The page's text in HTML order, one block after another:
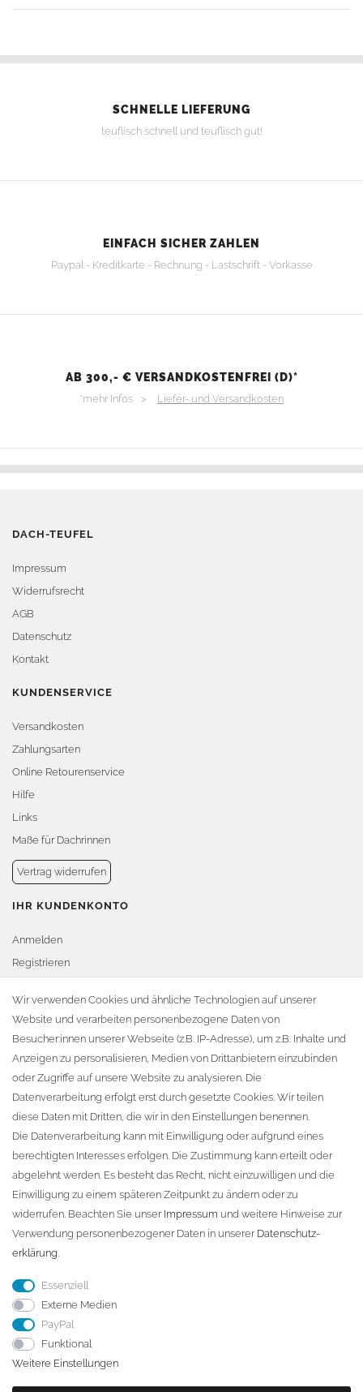
SCHNELLE LIEFERUNG
teuflisch schnell und teuflisch gut!
EINFACH SICHER ZAHLEN
Paypal - Kreditkarte - Rechnung - Lastschrift - Vorkasse
AB 300,- € VERSANDKOSTENFREI (D)*
*mehr Infos > Liefer- und Versandkosten
DACH-TEUFEL
Impressum
Widerrufsrecht
AGB
Datenschutz
Kontakt
KUNDENSERVICE
Versandkosten
Zahlungsarten
Online Retourenservice
Hilfe
Links
Maße für Dachrinnen
Vertrag widerrufen
IHR KUNDENKONTO
Anmelden
Registrieren
Warenkorb
Zur Kasse
KONTAKT
Fa. Steffen Jost
Söbrigener Weg 50
D-01796 Pirna
Telefon:+49 (0)3501 507295
info@dach-teufel.de
Wir verwenden Cookies und ähnliche Technologien auf unserer
Website und verarbeiten personenbezogene Daten von
Besucher:innen unserer Webseite (z.B. IP-Adresse), um z.B. Inhalte und
Anzeigen zu personalisieren, Medien von Drittanbietern einzubinden
oder Zugriffe auf unsere Website zu analysieren. Die
Datenverarbeitung erfolgt erst durch gesetzte Cookies. Wir teilen
diese Daten mit Dritten, die wir in den Einstellungen benennen.
Die Datenverarbeitung kann mit Einwilligung oder aufgrund eines
berechtigten Interesses erfolgen. Die Zustimmung kann erteilt oder
abgelehnt werden. Es besteht das Recht, nicht einzuwilligen und die
Einwilligung zu einem späteren Zeitpunkt zu ändern oder zu
widerrufen. Beachten Sie unser Impressum und weitere Hinweise zur
Verwendung personenbezogener Daten in unserer Daten­schutz­
erklärung.
Essenziell
Externe Medien
PayPal
Funktional
Weitere Einstellungen